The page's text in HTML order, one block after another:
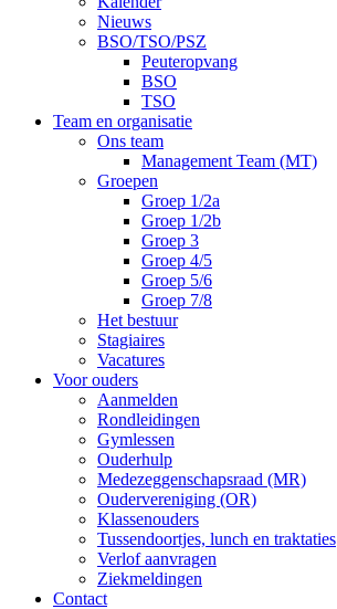
Nieuws
BSO/TSO/PSZ
Peuteropvang
BSO
TSO
Team en organisatie
Ons team
Management Team (MT)
Groepen
Groep 1/2a
Groep 1/2b
Groep 3
Groep 4/5
Groep 5/6
Groep 7/8
Het bestuur
Stagiaires
Vacatures
Voor ouders
Aanmelden
Rondleidingen
Gymlessen
Ouderhulp
Medezeggenschapsraad (MR)
Oudervereniging (OR)
Klassenouders
Tussendoortjes, lunch en traktaties
Verlof aanvragen
Ziekmeldingen
Contact